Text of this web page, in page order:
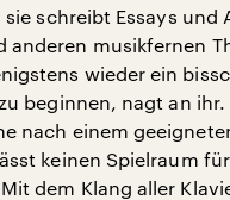
schreibt Essays und
anderen musikfernen
wieder ein
beginnen, nagt an
nach einem
keinen Spielraum
dem Klang aller